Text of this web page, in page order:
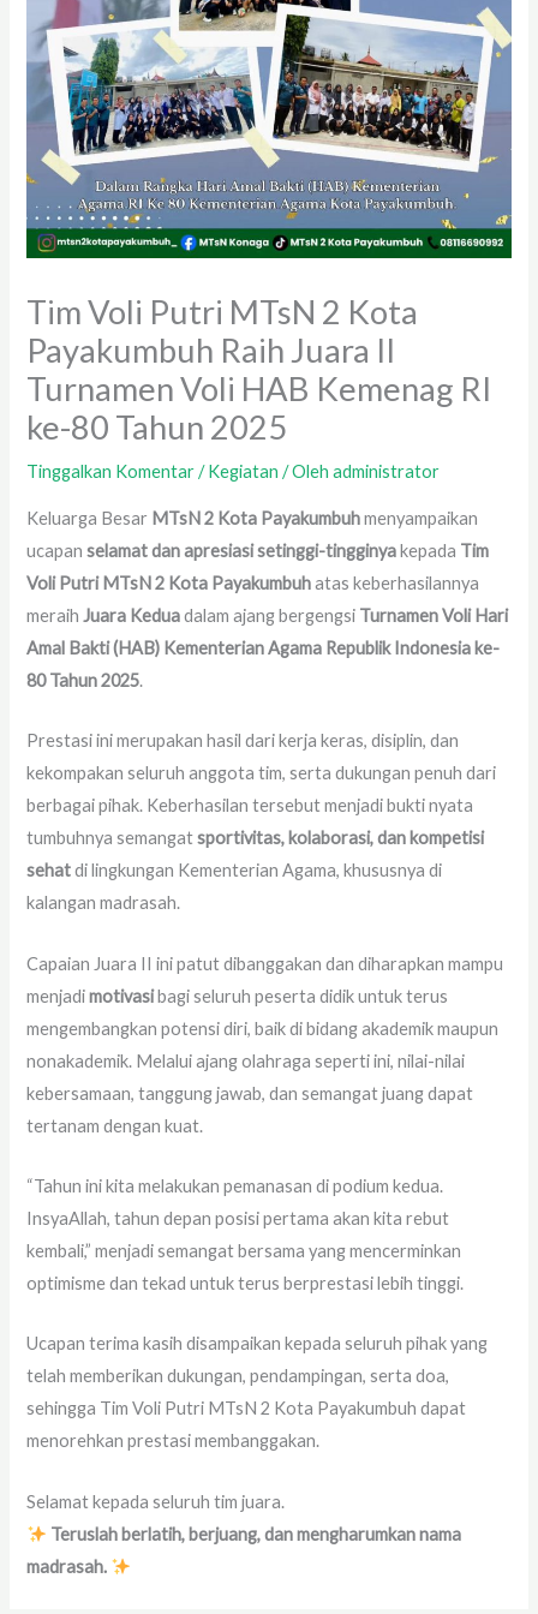
Tim Voli Putri MTsN 2 Kota
Payakumbuh Raih Juara II
Turnamen Voli HAB Kemenag RI
ke-80 Tahun 2025
Tinggalkan Komentar /Kegiatan / Olehadministrator
Keluarga Besar MTsN 2 Kota Payakumbuhmenyampaikan
ucapanselamat dan apresiasi setinggi-tingginyakepada Tim
Voli Putri MTsN 2 Kota Payakumbuhatas keberhasilannya
meraihJuara Keduadalam ajang bergengsi Turnamen Voli Hari
Amal Bakti (HAB) Kementerian Agama Republik Indonesia ke-
80 Tahun 2025.
Prestasi ini merupakan hasil dari kerja keras, disiplin, dan
kekompakan seluruh anggota tim, serta dukungan penuh dari
berbagai pihak. Keberhasilan tersebut menjadi bukti nyata
tumbuhnya semangatsportivitas, kolaborasi, dan kompetisi
sehatdi lingkungan Kementerian Agama, khususnya di
kalangan madrasah.
Capaian Juara II ini patut dibanggakan dan diharapkan mampu
menjadimotivasibagi seluruh peserta didik untuk terus
mengembangkan potensi diri, baik di bidang akademik maupun
nonakademik. Melalui ajang olahraga seperti ini, nilai-nilai
kebersamaan, tanggung jawab, dan semangat juang dapat
tertanam dengan kuat.
“Tahun ini kita melakukan pemanasan di podium kedua.
InsyaAllah, tahun depan posisi pertama akan kita rebut
kembali,” menjadi semangat bersama yang mencerminkan
optimisme dan tekad untuk terus berprestasi lebih tinggi.
Ucapan terima kasih disampaikan kepada seluruh pihak yang
telah memberikan dukungan, pendampingan, serta doa,
sehingga Tim Voli Putri MTsN 2 Kota Payakumbuh dapat
menorehkan prestasi membanggakan.
Selamat kepada seluruh tim juara.
Teruslah berlatih, berjuang, dan mengharumkan nama
madrasah.